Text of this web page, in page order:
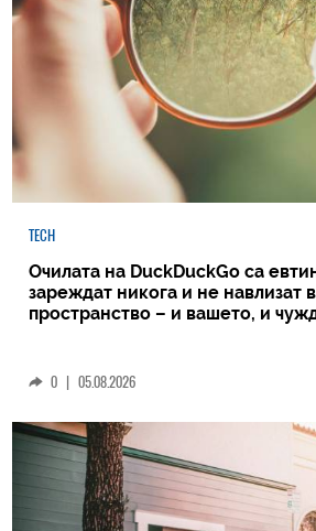
TECH
Очилата на DuckDuckGo са
зареждат никога и не навлизат
пространство – и вашето, и
0 | 05.08.2026